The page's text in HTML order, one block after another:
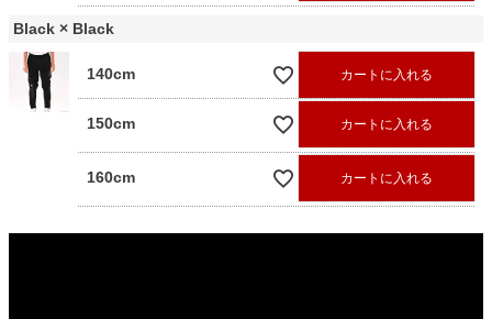
Black × Black
140cm カートに入れる
150cm カートに入れる
160cm カートに入れる